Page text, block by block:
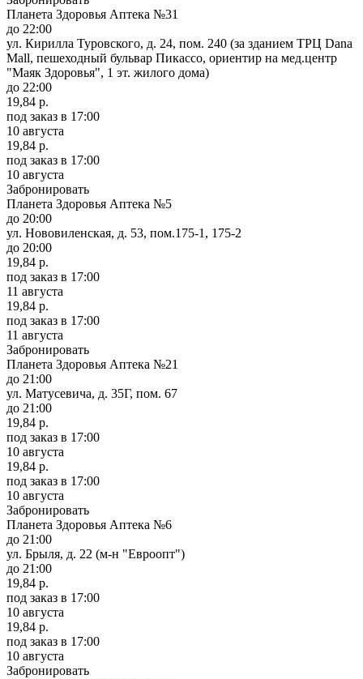
Планета Здоровья Аптека №31
до 22:00
ул. Кирилла Туровского, д. 24, пом. 240 (за зданием ТРЦ Dana
Mall, пешеходный бульвар Пикассо, ориентир на мед.центр
"Маяк Здоровья", 1 эт. жилого дома)
до 22:00
19,84 р.
под заказ в 17:00
10 августа
19,84 р.
под заказ в 17:00
10 августа
Забронировать
Планета Здоровья Аптека №5
до 20:00
ул. Нововиленская, д. 53, пом.175-1, 175-2
до 20:00
19,84 р.
под заказ в 17:00
11 августа
19,84 р.
под заказ в 17:00
11 августа
Забронировать
Планета Здоровья Аптека №21
до 21:00
ул. Матусевича, д. 35Г, пом. 67
до 21:00
19,84 р.
под заказ в 17:00
10 августа
19,84 р.
под заказ в 17:00
10 августа
Забронировать
Планета Здоровья Аптека №6
до 21:00
ул. Брыля, д. 22 (м-н "Евроопт")
до 21:00
19,84 р.
под заказ в 17:00
10 августа
19,84 р.
под заказ в 17:00
10 августа
Забронировать